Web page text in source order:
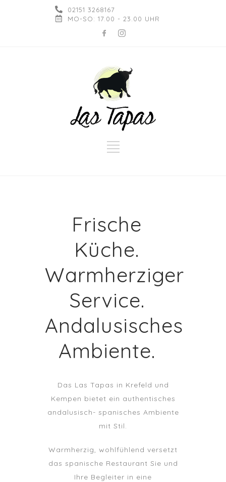
02151 3268167
MO-SO: 17.00 - 23.00 UHR
Frische
Küche.
Warmherziger
Service.
Andalusisches
Ambiente.
Das Las Tapas in Krefeld und
Kempen bietet ein authentisches
andalusisch- spanisches Ambiente
mit Stil.
Warmherzig, wohlfühlend versetzt
das spanische Restaurant Sie und
Ihre Begleiter in eine